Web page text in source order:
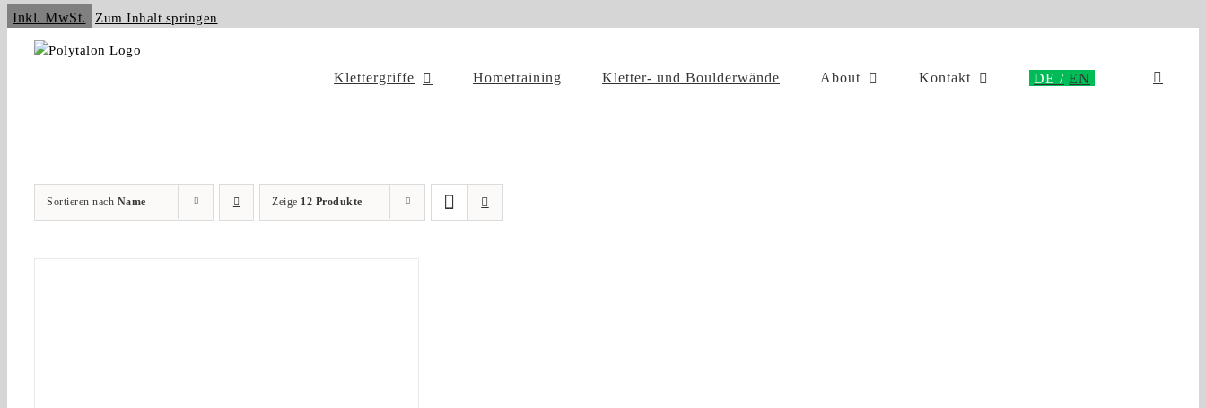
Inkl. MwSt. Zum Inhalt springen
Klettergriffe Hometraining Kletter- und Boulderwände About Kontakt
Sortieren nach Name Zeige 12 Produkte